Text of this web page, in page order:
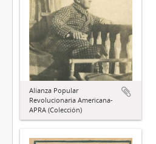
Alianza Popular
Revolucionaria Americana-
APRA (Colección)